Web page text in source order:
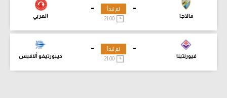
-
مالاجا
-
العربي
لم تبدأ
21:00
-
فيورنتينا
-
ديبورتيفو ألافيس
لم تبدأ
21:00